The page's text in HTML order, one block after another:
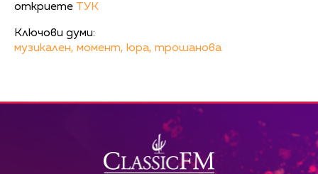
откриете ТУК
Ключови думи:
музикален, момент, юра, трошанова